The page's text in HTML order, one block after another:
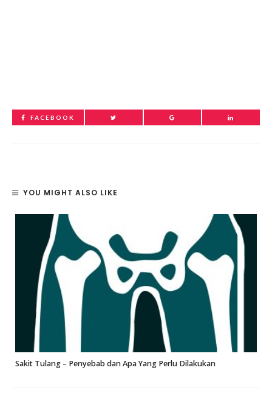
FACEBOOK
YOU MIGHT ALSO LIKE
Sakit Tulang – Penyebab dan Apa Yang Perlu Dilakukan